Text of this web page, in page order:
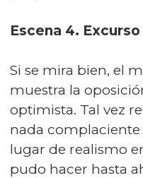
Escena 4.
Si se mira bien, el
muestra la
optimista. Tal vez
nada
lugar de realismo
pudo hacer hasta